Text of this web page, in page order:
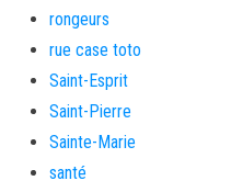
rongeurs
rue case toto
Saint-Esprit
Saint-Pierre
Sainte-Marie
santé